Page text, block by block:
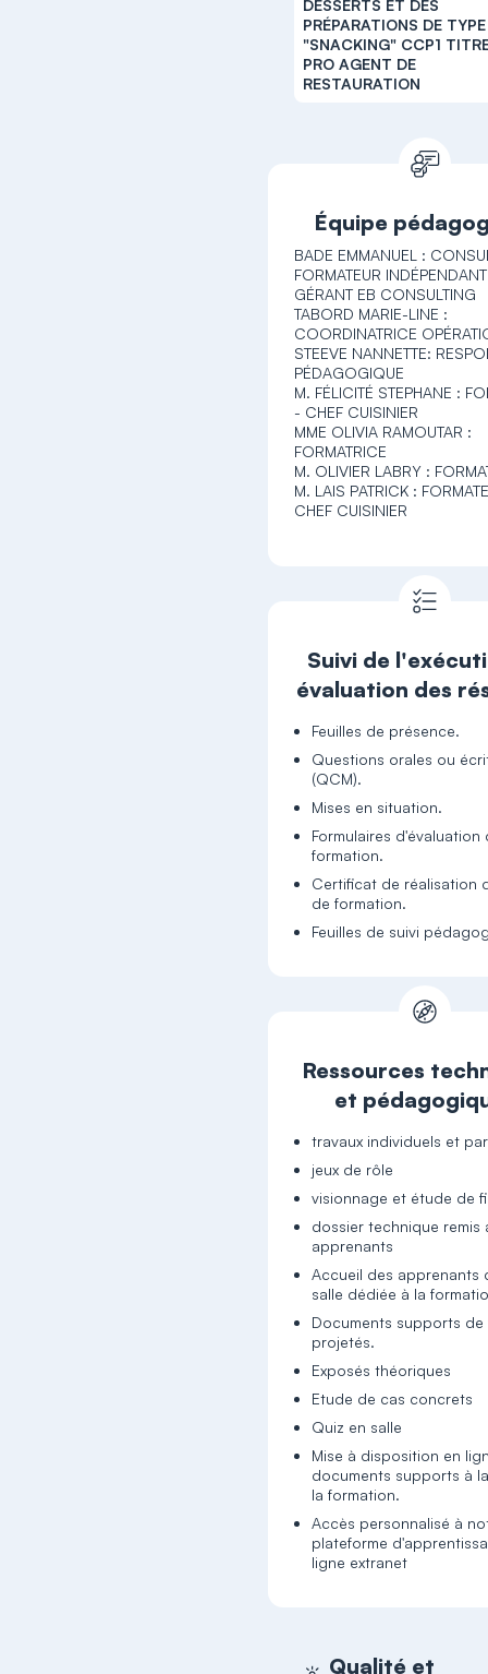
DESSERTS ET DES
PRÉPARATIONS DE TYPE
"SNACKING" CCP1
PRO AGENT DE
RESTAURATION
Équipe
BADE EMMANUEL :
FORMATEUR
GÉRANT EB CONSULTING
TABORD MARIE-LINE :
COORDINATRICE
STEEVE NANNETTE:
PÉDAGOGIQUE
M. FÉLICITÉ STEPHANE :
- CHEF CUISINIER
MME OLIVIA RAMOUTAR :
FORMATRICE
M. OLIVIER LABRY :
M. LAIS PATRICK :
CHEF CUISINIER
Suivi de
évaluation des
Feuilles de présence.
Questions orales ou
(QCM).
Mises en situation.
Formulaires d'évaluation
formation.
Certificat de réalisation
de formation.
Feuilles de suivi
Ressources
et
travaux individuels et
jeux de rôle
visionnage et étude de
dossier technique remis
apprenants
Accueil des apprenants
salle dédiée à la
Documents supports
projetés.
Exposés théoriques
Etude de cas concrets
Quiz en salle
Mise à disposition en
documents supports à
la formation.
Accès personnalisé à
plateforme
ligne extranet
Qualité et